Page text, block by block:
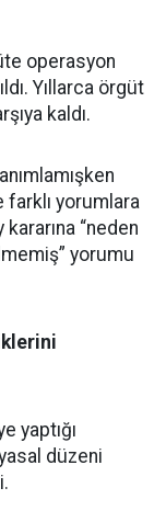
operasyon
Yıllarca örgüt
kaldı.
farklı yorumlara
“neden
yorumu
yaptığı
düzeni